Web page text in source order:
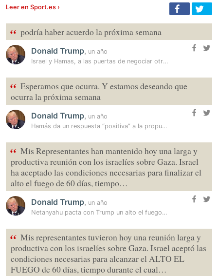
Leer en Sport.es ›
“ podría haber acuerdo la próxima semana
Donald Trump, un año
Israel y Hamas, a las puertas de negociar otra posible tregua en Gaza
“ Esperamos que ocurra. Y estamos deseando que
ocurra la próxima semana
Donald Trump, un año
Hamás da un respuesta “positiva” a la propuesta de alto el fuego en…
“ Mis Representantes han mantenido hoy una larga y
productiva reunión con los israelíes sobre Gaza. Israel
ha aceptado las condiciones necesarias para finalizar el
alto el fuego de 60 días, tiempo…
Donald Trump, un año
Netanyahu pacta con Trump un alto el fuego de 60 días en Gaza
“ Mis representantes tuvieron hoy una reunión larga y
productiva con los israelíes sobre Gaza. Israel aceptó las
condiciones necesarias para alcanzar el ALTO EL
FUEGO de 60 días, tiempo durante el cual…